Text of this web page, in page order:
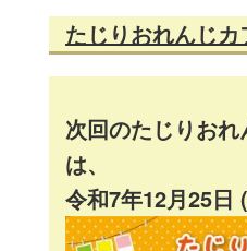
たじりおれんじ
次回のたじりおれ
令和7年12月25日